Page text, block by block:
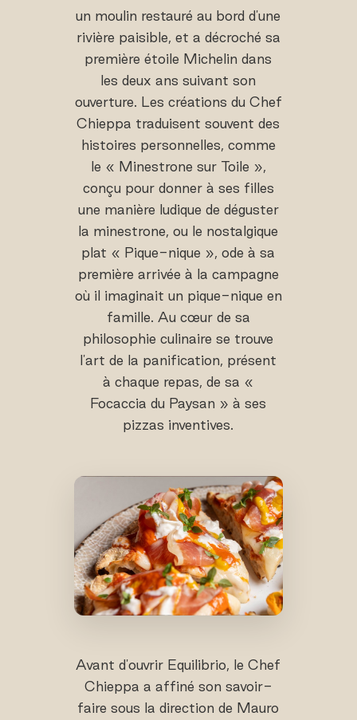
un moulin restauré au bord d'une
rivière paisible, et a décroché sa
première étoile Michelin dans
les deux ans suivant son
ouverture. Les créations du Chef
Chieppa traduisent souvent des
histoires personnelles, comme
le « Minestrone sur Toile »,
conçu pour donner à ses filles
une manière ludique de déguster
la minestrone, ou le nostalgique
plat « Pique-nique », ode à sa
première arrivée à la campagne
où il imaginait un pique-nique en
famille. Au cœur de sa
philosophie culinaire se trouve
l'art de la panification, présent
à chaque repas, de sa «
Focaccia du Paysan » à ses
pizzas inventives.
Avant d'ouvrir Equilibrio, le Chef
Chieppa a affiné son savoir-
faire sous la direction de Mauro